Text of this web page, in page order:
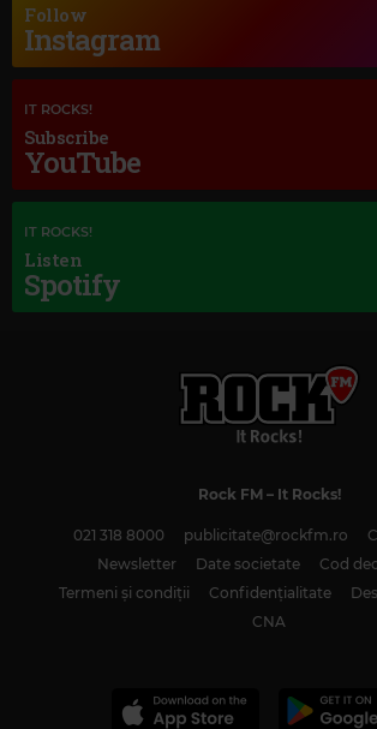
FRANK SINATRA–THE BEST IS YET TO COME
DANCE OF THE KNIGHTS
Follow
Instagram
IT ROCKS!
Subscribe
YouTube
IT ROCKS!
Listen
Spotify
Rock FM– It Rocks!
021 318 8000 publicitate@rockfm.ro
Newsletter
Date societate
Cod
Termeni și condiții
Confidențialitate
CNA